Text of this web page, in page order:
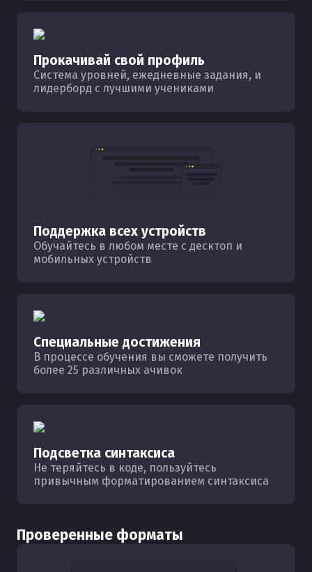
Прокачивай свой профиль
Система уровней, ежедневные задания, и
лидерборд с лучшими учениками
Поддержка всех устройств
Обучайтесь в любом месте с десктоп и
мобильных устройств
Специальные достижения
В процессе обучения вы сможете получить
более 25 различных ачивок
Подсветка синтаксиса
Не теряйтесь в коде, пользуйтесь
привычным форматированием синтаксиса
Проверенные форматы